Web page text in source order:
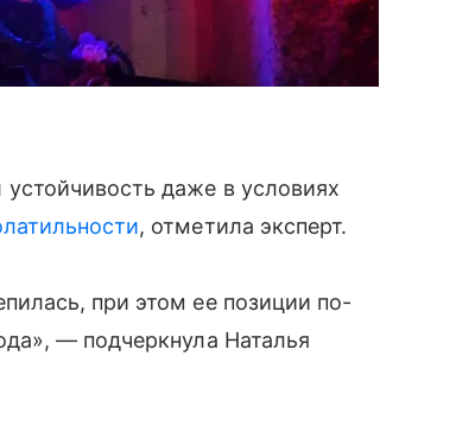
даже в условиях
, отметила эксперт.
при этом ее позиции по-
— подчеркнула Наталья